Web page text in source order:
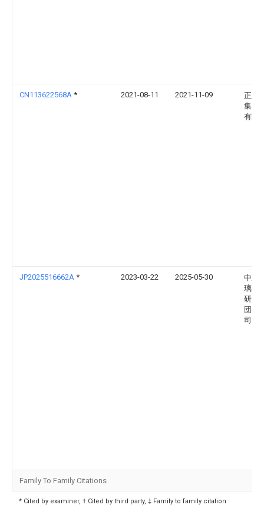
CN113622568A * 2021-08-11 2021-11-09
正兴
集团
有限
JP2025516662A * 2023-03-22 2025-05-30
中建
璃新
研究
団有
司
Family To Family Citations
* Cited by examiner, † Cited by third party, ‡ Family to family citation